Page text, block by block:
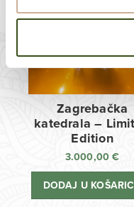
Zagrebačka
katedrala –
Edition
3.000,00€
DODAJ U